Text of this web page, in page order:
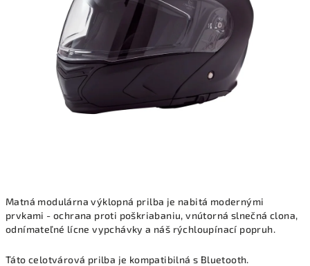
Matná modulárna výklopná prilba je nabitá modernými
prvkami - ochrana proti poškriabaniu, vnútorná slnečná clona, ​​
odnímateľné lícne vypchávky a náš rýchloupínací popruh.
Táto celotvárová prilba je kompatibilná s Bluetooth.